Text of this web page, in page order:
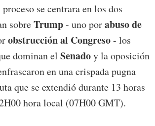
se centrara en los dos
sobreTrump- uno porabuso de
obstrucción al Congreso- los
dominan el Senadoy la oposición
en una crispada pugna
que se extendió durante 13 horas
hora local (07H00 GMT).